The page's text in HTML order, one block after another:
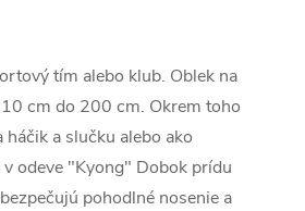
tím alebo klub. Oblek na
cm do 200 cm. Okrem toho
a slučku alebo ako
odeve "Kyong" Dobok prídu
pohodlné nosenie a